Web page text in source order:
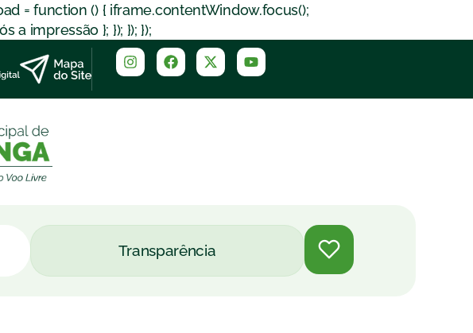
= function () { iframe.contentWindow.focus();
impressão }; }); }); });
Transparência